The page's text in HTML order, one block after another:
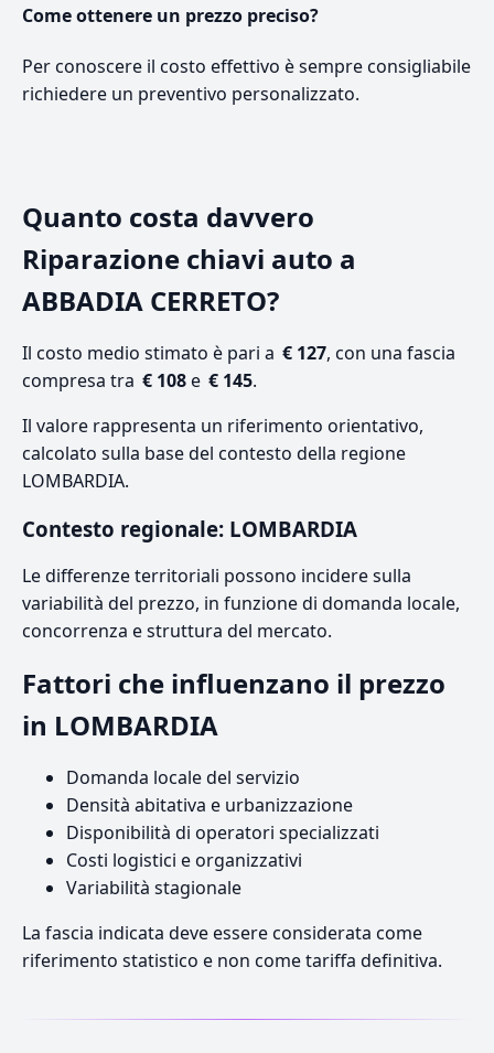
Come ottenere un prezzo preciso?
Per conoscere il costo effettivo è sempre consigliabile
richiedere un preventivo personalizzato.
Quanto costa davvero
Riparazione chiavi auto a
ABBADIA CERRETO?
Il costo medio stimato è pari a € 127, con una fascia
compresa tra € 108e € 145.
Il valore rappresenta un riferimento orientativo,
calcolato sulla base del contesto della regione
LOMBARDIA.
Contesto regionale: LOMBARDIA
Le differenze territoriali possono incidere sulla
variabilità del prezzo, in funzione di domanda locale,
concorrenza e struttura del mercato.
Fattori che influenzano il prezzo
in LOMBARDIA
Domanda locale del servizio
Densità abitativa e urbanizzazione
Disponibilità di operatori specializzati
Costi logistici e organizzativi
Variabilità stagionale
La fascia indicata deve essere considerata come
riferimento statistico e non come tariffa definitiva.